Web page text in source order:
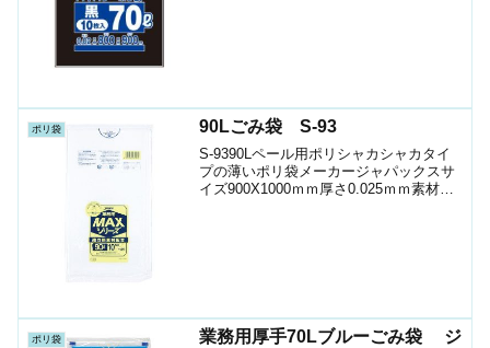
ポリ袋 90Lごみ袋 S-93
S-9390Lペール用ポリシャカシャカタイ
プの薄いポリ袋メーカージャパックスサ
イズ900X1000ｍｍ厚さ0.025ｍｍ素材
ポリ袋
業務用厚手70Lブルーごみ袋 ジ